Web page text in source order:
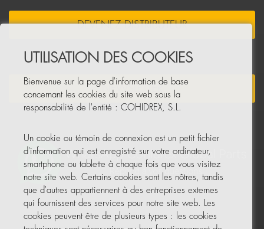
DEVENEZ DISTRIBUTEUR
NEWSLETTER
UTILISATION DES COOKIES
Bienvenue sur la page d'information de base
concernant les cookies du site web sous la
responsabilité de l'entité : COHIDREX, S.L.
Un cookie ou témoin de connexion est un petit fichier
d'information qui est enregistré sur votre ordinateur,
smartphone ou tablette à chaque fois que vous visitez
notre site web. Certains cookies sont les nôtres, tandis
que d'autres appartiennent à des entreprises externes
qui fournissent des services pour notre site web. Les
cookies peuvent être de plusieurs types : les cookies